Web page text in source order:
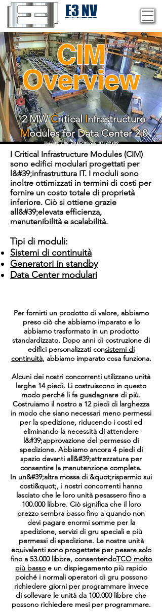
E3 NV
1-775-246-8111
CIM
Overview
2 MW Critical Infrastructure
Modules for Data Center 2.0
I Critical Infrastructure Modules (CIM)
sono edifici modulari progettati per
l&#39;infrastruttura IT. I moduli sono
inoltre ottimizzati in termini di costi per
fornire un costo totale di proprietà
inferiore. Ciò si ottiene grazie
all&#39;elevata efficienza,
manutenibilità e scalabilità.
Tipi di moduli:
Sistemi di continuità
Generatori in standby
Data Center modulari
Per fornirti un prodotto di valore, abbiamo
preso ciò che abbiamo imparato e lo
abbiamo trasformato in un prodotto
standardizzato. Dopo anni di costruzione di
edifici personalizzati consistemi di
continuità, abbiamo imparato cosa funziona.
Alcuni dei nostri concorrenti utilizzano unità
larghe 14 piedi. Li costruiscono in questo
modo perché li fa guadagnare di più.
Costruiamo il nostro a 12 piedi di larghezza
in modo che siano necessari meno permessi
per la spedizione, riducendo i costi ed
eliminando la necessità di attendere
l&#39;approvazione del permesso di
spedizione. Abbiamo ancora 4 piedi di
spazio davanti all&#39;attrezzatura per
consentire la manutenzione completa.
In un&#39;altra mossa di &quot;risparmio sui
costi&quot;, i nostri concorrenti hanno
lasciato che le loro unità pesassero fino a
100.000 libbre. Ciò significa che il loro
prezzo sembra basso fino a quando non
devi pagare enormi somme per la
spedizione, servizi di gru speciali e più
permessi di spedizione. Le nostre unità
equivalenti sono progettate per pesare solo
fino a 53.000 libbre, consentendoTCO molto
più basso e un dispiegamento più rapido
poiché i normali operatori di gru possono
richiedere giorni per programmare invece
di sollevare le unità da 100.000 libbre che
possono richiedere mesi per programmare.